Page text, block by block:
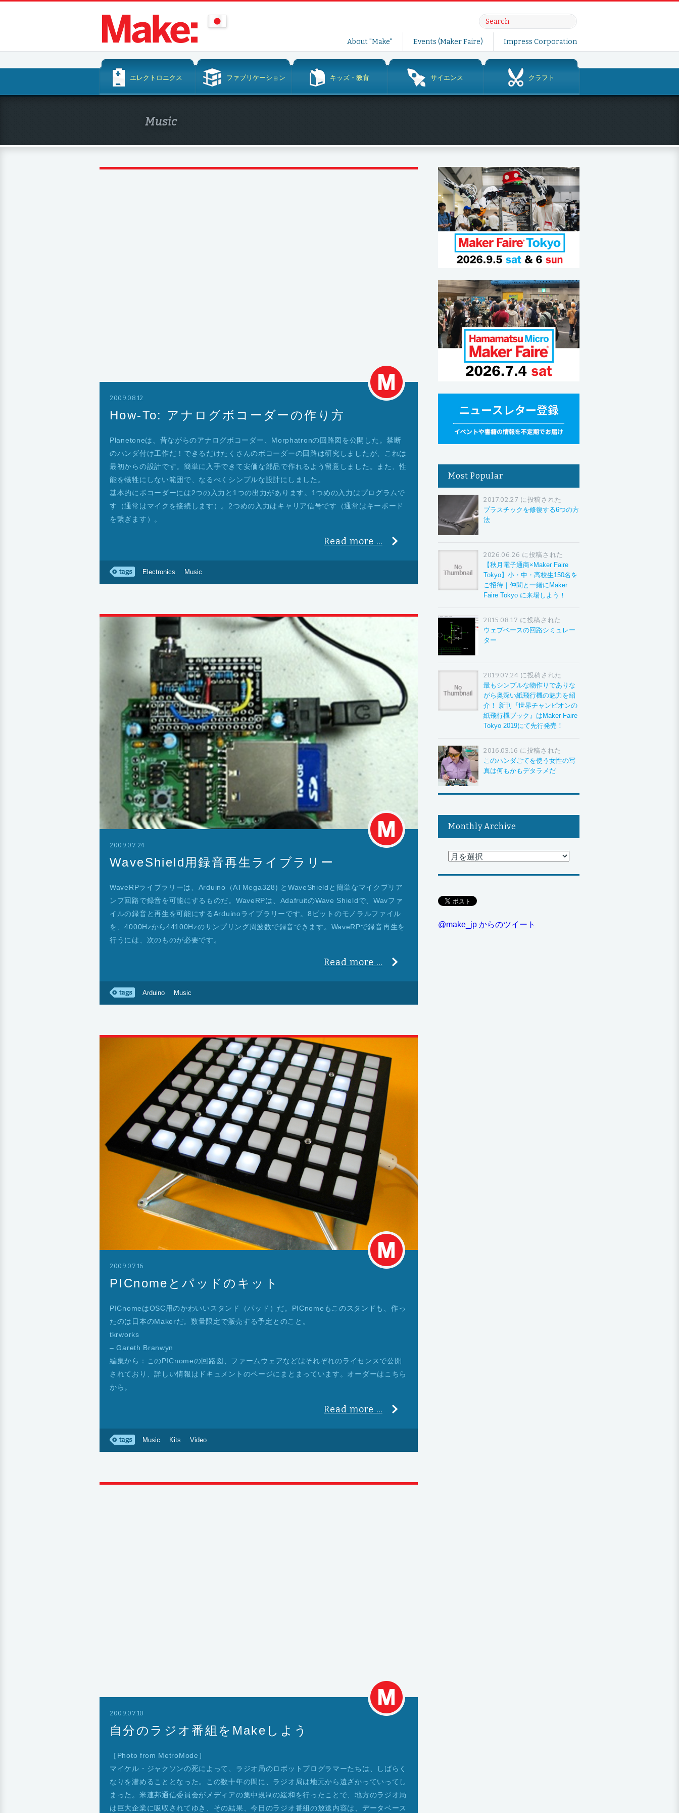
テ
ツ
へ
プ
About "Make" Events (Maker Faire) Impress Corporation
テ
ス
エレクトロニクス ファブリケーション キッズ・教育 サイエンス クラフト
Music
2009.08.12
How-To: アナログボコーダーの作り方
Planetoneは、昔ながらのアナログボコーダー、Morphatronの回路図を公開した。禁断
のハンダ付け工作だ！できるだけたくさんのボコーダーの回路は研究しましたが、これは
最初からの設計です。簡単に入手できて安価な部品で作れるよう留意しました。また、性
能を犠牲にしない範囲で、なるべくシンプルな設計にしました。
基本的にボコーダーには2つの入力と1つの出力があります。1つめの入力はプログラムで
す（通常はマイクを接続します）。2つめの入力はキャリア信号です（通常はキーボード
を繋ぎます）。
Read more ...
Electronics Music
2009.07.24
WaveShield用録音再生ライブラリー
WaveRPライブラリーは、Arduino（ATMega328) とWaveShieldと簡単なマイクプリア
ンプ回路で録音を可能にするものだ。WaveRPは、AdafruitのWave Shieldで、Wavファ
イルの録音と再生を可能にするArduinoライブラリーです。8ビットのモノラルファイル
を、4000Hzから44100Hzのサンプリング周波数で録音できます。WaveRPで録音再生を
行うには、次のものが必要です。
Read more ...
Arduino Music
2009.07.16
PICnomeとパッドのキット
PICnomeはOSC用のかわいいスタンド（パッド）だ。PICnomeもこのスタンドも、作っ
たのは日本のMakerだ。数量限定で販売する予定とのこと。
tkrworks
– Gareth Branwyn
編集から：このPICnomeの回路図、ファームウェアなどはそれぞれのライセンスで公開
されており、詳しい情報はドキュメントのページにまとまっています。オーダーはこちら
から。
Read more ...
Music Kits Video
2009.07.10
自分のラジオ番組をMakeしよう
［Photo from MetroMode］
マイケル・ジャクソンの死によって、ラジオ局のロボットプログラマーたちは、しばらく
なりを潜めることとなった。この数十年の間に、ラジオ局は地元から遠ざかっていってし
まった。米連邦通信委員会がメディアの集中規制の緩和を行ったことで、地方のラジオ局
は巨大企業に吸収されてゆき、その結果、今日のラジオ番組の放送内容は、データベース
Most Popular
2017.02.27 に投稿された
プラスチックを修復する6つの方
法
2026.06.26 に投稿された
【秋月電子通商×Maker Faire
Tokyo】小・中・高校生150名を
ご招待｜仲間と一緒にMaker
Faire Tokyo に来場しよう！
2015.08.17 に投稿された
ウェブベースの回路シミュレー
ター
2019.07.24 に投稿された
最もシンプルな物作りでありな
がら奥深い紙飛行機の魅力を紹
介！ 新刊『世界チャンピオンの
紙飛行機ブック』はMaker Faire
Tokyo 2019にて先行発売！
2016.03.16 に投稿された
このハンダごてを使う女性の写
真は何もかもデタラメだ
Monthly Archive
@make_jp からのツイート